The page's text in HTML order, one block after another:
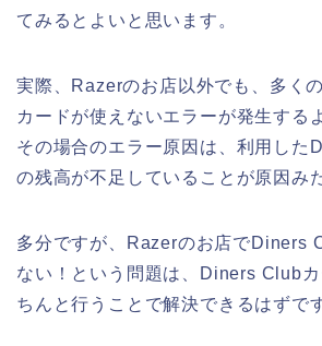
てみるとよいと思います。
実際、Razerのお店以外でも、多く
カードが使えないエラーが発生する
その場合のエラー原因は、利用した
の残高が不足していることが原因み
多分ですが、Razerのお店でDiners
ない！という問題は、Diners Club
ちんと行うことで解決できるはずで